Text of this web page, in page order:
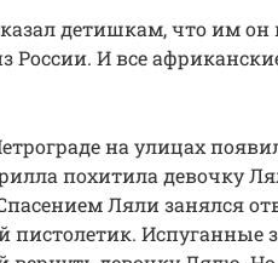
детишкам, что им он
России. И все
на улицах
похитила девочку
Ляли занялся
Испуганные